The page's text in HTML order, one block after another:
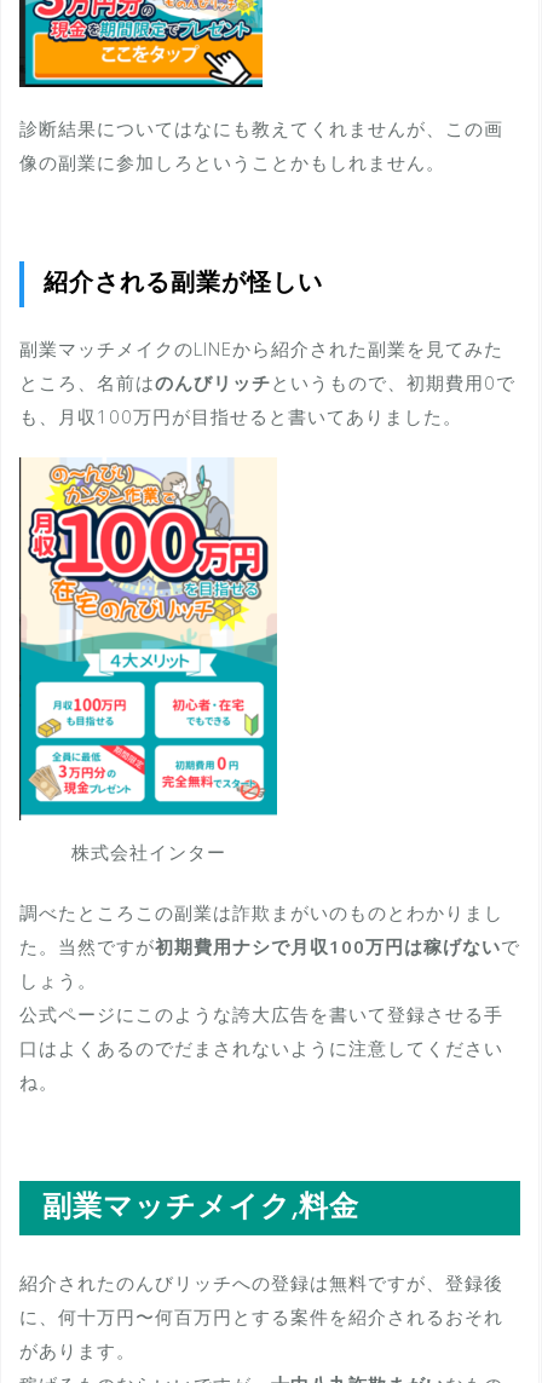
診断結果についてはなにも教えてくれませんが、この画
像の副業に参加しろということかもしれません。
紹介される副業が怪しい
副業マッチメイクのLINEから紹介された副業を見てみた
ところ、名前はのんびリッチというもので、初期費用0で
も、月収100万円が目指せると書いてありました。
株式会社インター
調べたところこの副業は詐欺まがいのものとわかりまし
た。当然ですが初期費用ナシで月収100万円は稼げないで
しょう。
公式ページにこのような誇大広告を書いて登録させる手
口はよくあるのでだまされないように注意してください
ね。
副業マッチメイク,料金
紹介されたのんびリッチへの登録は無料ですが、登録後
に、何十万円〜何百万円とする案件を紹介されるおそれ
があります。